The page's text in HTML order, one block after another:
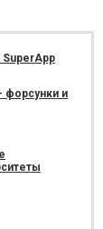
форсунки и